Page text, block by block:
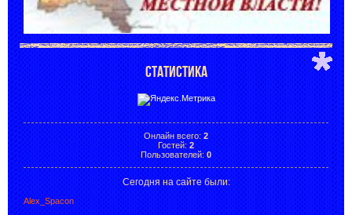
СТАТИСТИКА
Онлайн всего: 2
Гостей: 2
Пользователей: 0
Сегодня на сайте были:
Alex_Spacon